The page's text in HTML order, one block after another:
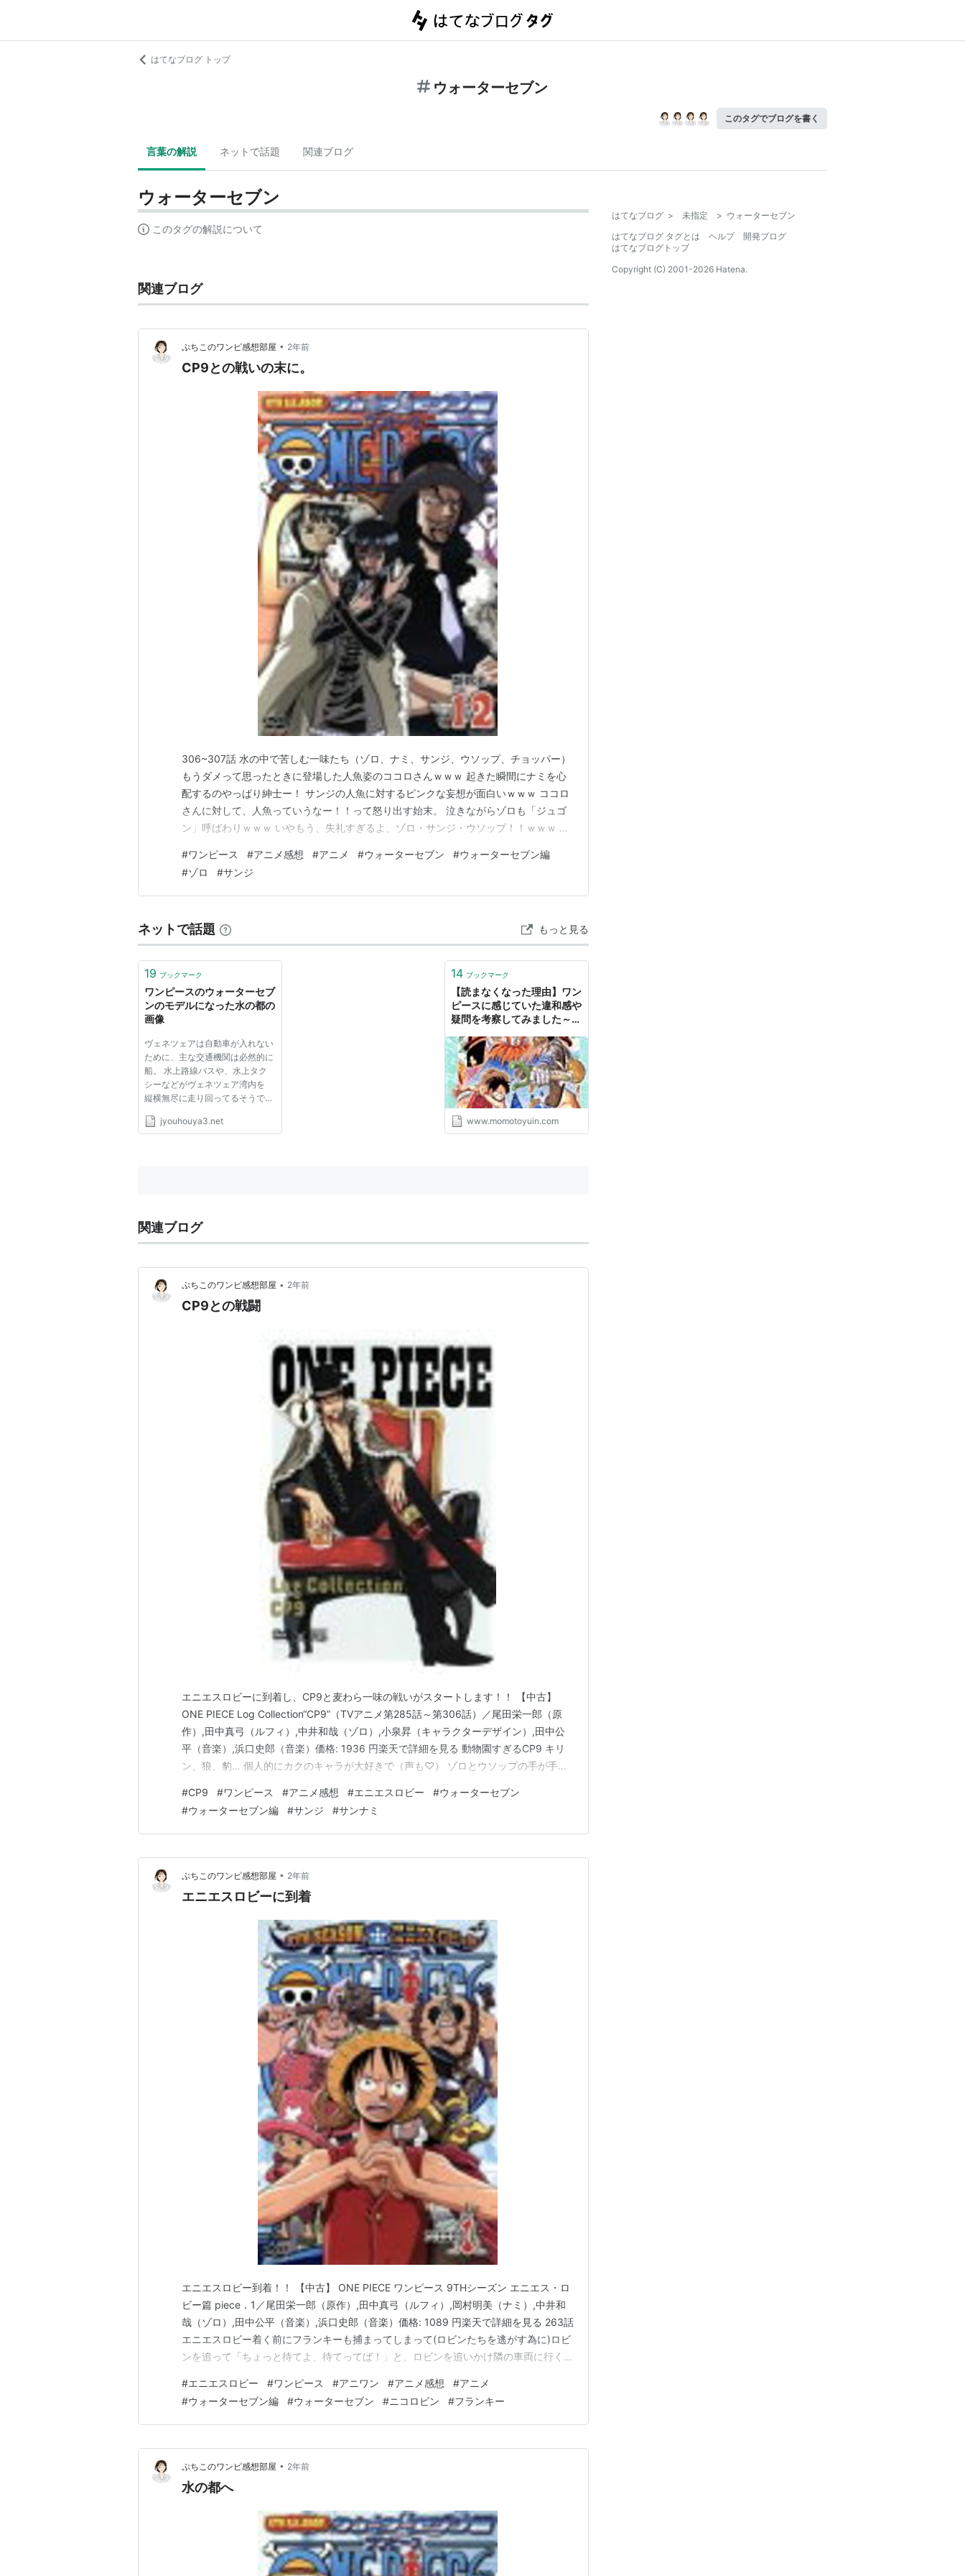
はてなブログ トップ
ウォーターセブン
このタグでブログを書く
言葉の解説 ネットで話題 関連ブログ
ウォーターセブン
このタグの解説について
関連ブログ
ぷちこのワンピ感想部屋 • 2年前
CP9との戦いの末に。
306~307話 水の中で苦しむ一味たち（ゾロ、ナミ、サンジ、ウソップ、チョッパー）
もうダメって思ったときに登場した人魚姿のココロさんｗｗｗ 起きた瞬間にナミを心
配するのやっぱり紳士ー！ サンジの人魚に対するピンクな妄想が面白いｗｗｗ ココロ
さんに対して、人魚っていうなー！！って怒り出す始末。 泣きながらゾロも「ジュゴ
ン」呼ばわりｗｗｗ いやもう、失礼すぎるよ、ゾロ・サンジ・ウソップ！！ｗｗｗ ゾ
( ･᷄ὢ･᷅ ) 【中古】 ONE PIECE ワンピース 8THシーズン ウォーターセブン篇 piece．12
／尾田…
#ワンピース #アニメ感想 #アニメ #ウォーターセブン #ウォーターセブン編
#ゾロ #サンジ
ネットで話題 もっと見る
19 ブックマーク
ワンピースのウォーターセブ
ンのモデルになった水の都の
画像
ヴェネツェアは自動車が入れない
ために、主な交通機関は必然的に
船。 水上路線バスや、水上タク
シーなどがヴェネツェア湾内を
縦横無尽に走り回ってるそうで
に、リアル・ウォーターセブンと
jyouhouya3.net
14 ブックマーク
【読まなくなった理由】ワン
ピースに感じていた違和感や
疑問を考察してみました～ウ
生、変な人ばっかり！
www.momotoyuin.com
関連ブログ
ぷちこのワンピ感想部屋 • 2年前
CP9との戦闘
エニエスロビーに到着し、CP9と麦わら一味の戦いがスタートします！！ 【中古】
ONE PIECE Log Collection“CP9”（TVアニメ第285話～第306話）／尾田栄一郎（原
作）,田中真弓（ルフィ）,中井和哉（ゾロ）,小泉昇（キャラクターデザイン）,田中公
平（音楽）,浜口史郎（音楽）価格: 1936 円楽天で詳細を見る 動物園すぎるCP9 キリ
ン、狼、豹… 個人的にカクのキャラが大好きで（声も♡） ゾロとウソップの手が手錠
ウソップ。 手首を切り落とす作戦がゾロらしくて面白いｗｗｗ キリンさんと狼さん
の…
#CP9 #ワンピース #アニメ感想 #エニエスロビー #ウォーターセブン
#ウォーターセブン編 #サンジ #サンナミ
ぷちこのワンピ感想部屋 • 2年前
エニエスロビーに到着
エニエスロビー到着！！ 【中古】 ONE PIECE ワンピース 9THシーズン エニエス・ロ
ビー篇 piece．1／尾田栄一郎（原作）,田中真弓（ルフィ）,岡村明美（ナミ）,中井和
哉（ゾロ）,田中公平（音楽）,浜口史郎（音楽）価格: 1089 円楽天で詳細を見る 263話
エニエスロビー着く前にフランキーも捕まってしまって(ロビンたちを逃がす為に)ロビ
ンを追って「ちょっと待てよ、待てってば！」と、ロビンを追いかけ隣の車両に行くフ
す。 大人の男女2人きりにしては不安ですよね(真顔) 一方サンジとそげキングと合流し
た麦…
#エニエスロビー #ワンピース #アニワン #アニメ感想 #アニメ
#ウォーターセブン編 #ウォーターセブン #ニコロビン #フランキー
ぷちこのワンピ感想部屋 • 2年前
水の都へ
はてなブログ > 未指定 > ウォーターセブン
はてなブログ タグとは
ヘルプ
開発ブログ
はてなブログトップ
Copyright (C) 2001-2026 Hatena.